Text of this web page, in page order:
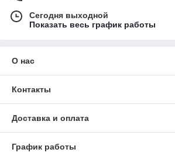
Сегодня выходной
Показать весь график работы
О нас
Контакты
Доставка и оплата
График работы